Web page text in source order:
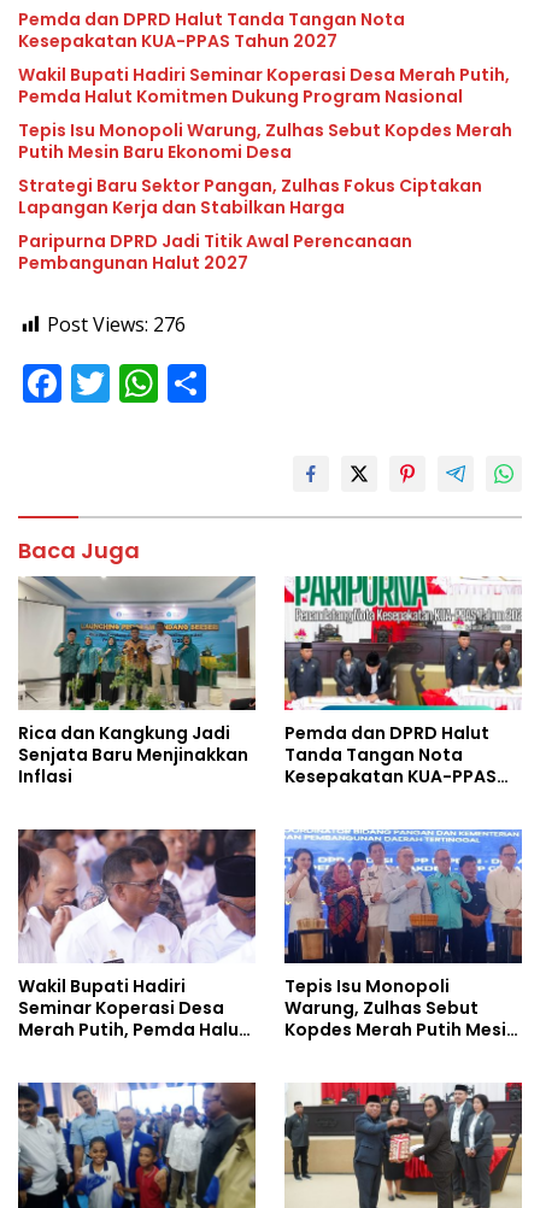
Pemda dan DPRD Halut Tanda Tangan Nota
Kesepakatan KUA-PPAS Tahun 2027
Wakil Bupati Hadiri Seminar Koperasi Desa Merah Putih,
Pemda Halut Komitmen Dukung Program Nasional
Tepis Isu Monopoli Warung, Zulhas Sebut Kopdes Merah
Putih Mesin Baru Ekonomi Desa
Strategi Baru Sektor Pangan, Zulhas Fokus Ciptakan
Lapangan Kerja dan Stabilkan Harga
Paripurna DPRD Jadi Titik Awal Perencanaan
Pembangunan Halut 2027
Post Views: 276
F
o
o
k
T W
p
p
Baca Juga
Rica dan Kangkung Jadi
Senjata Baru Menjinakkan
Inflasi
Pemda dan DPRD Halut
Tanda Tangan Nota
Kesepakatan KUA-PPAS
Wakil Bupati Hadiri
Seminar Koperasi Desa
Merah Putih, Pemda Halut
Tepis Isu Monopoli
Warung, Zulhas Sebut
Kopdes Merah Putih Mesin